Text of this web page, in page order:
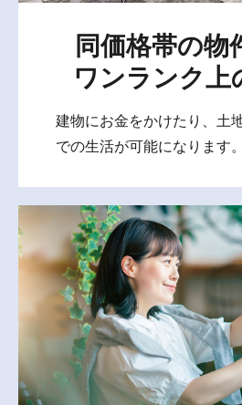
同価格帯の物
ワンランク上
建物にお金をかけたり、土
での生活が可能になります。